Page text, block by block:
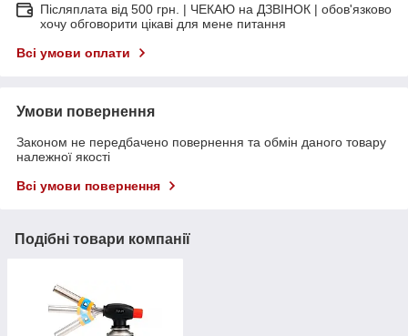
Післяплата від 500 грн. | ЧЕКАЮ на ДЗВІНОК | обов'язково
хочу обговорити цікаві для мене питання
Всі умови оплати
Умови повернення
Законом не передбачено повернення та обмін даного товару
належної якості
Всі умови повернення
Подібні товари компанії